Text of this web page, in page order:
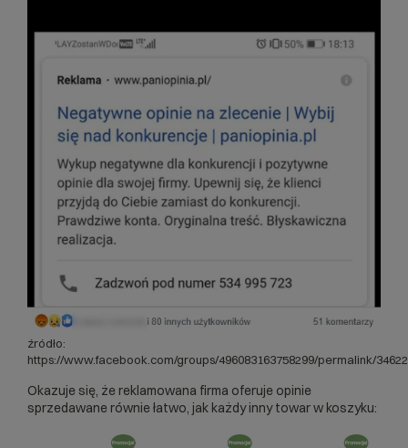
źródło:
https://www.facebook.com/groups/496083163758299/permalink/
Okazuje się, że reklamowana firma oferuje opinie
sprzedawane równie łatwo, jak każdy inny towar w koszyku: